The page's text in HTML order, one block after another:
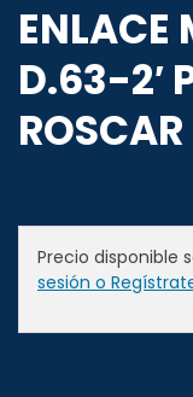
ENLACE
D.63-2′
Precio disponible
sesión o